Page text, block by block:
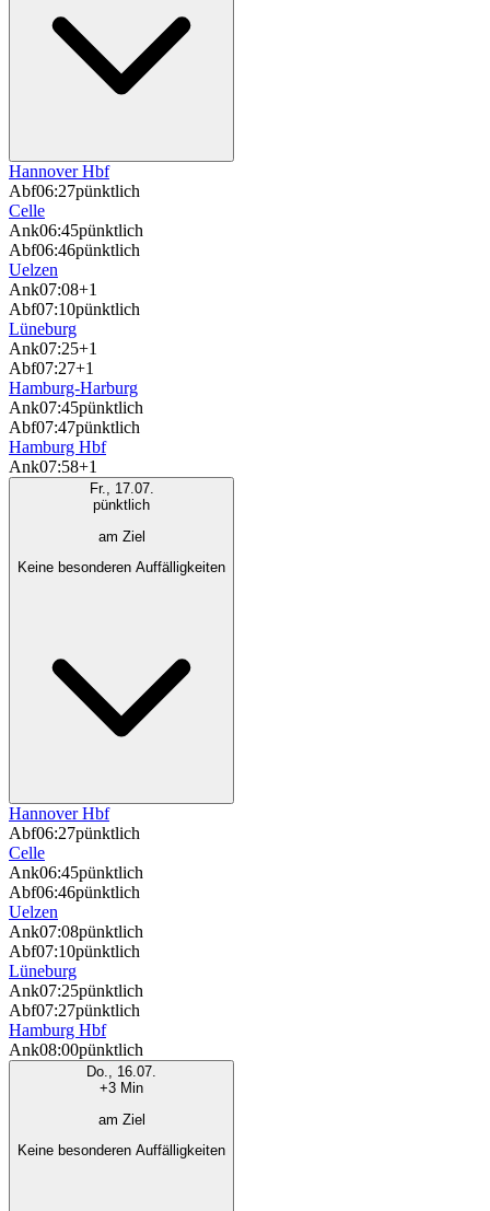
Hannover Hbf
Abf06:27pünktlich
Celle
Ank06:45pünktlich
Abf06:46pünktlich
Uelzen
Ank07:08+1
Abf07:10pünktlich
Lüneburg
Ank07:25+1
Abf07:27+1
Hamburg-Harburg
Ank07:45pünktlich
Abf07:47pünktlich
Hamburg Hbf
Ank07:58+1
Fr., 17.07.
pünktlich
am Ziel
Keine besonderen Auffälligkeiten
Hannover Hbf
Abf06:27pünktlich
Celle
Ank06:45pünktlich
Abf06:46pünktlich
Uelzen
Ank07:08pünktlich
Abf07:10pünktlich
Lüneburg
Ank07:25pünktlich
Abf07:27pünktlich
Hamburg Hbf
Ank08:00pünktlich
Do., 16.07.
+3 Min
am Ziel
Keine besonderen Auffälligkeiten